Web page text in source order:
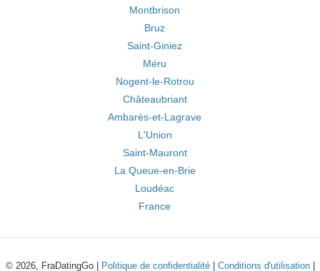
Montbrison
Bruz
Saint-Giniez
Méru
Nogent-le-Rotrou
Châteaubriant
Ambarès-et-Lagrave
L'Union
Saint-Mauront
La Queue-en-Brie
Loudéac
France
© 2026, FraDatingGo | Politique de confidentialité| Conditions d'utilisation|